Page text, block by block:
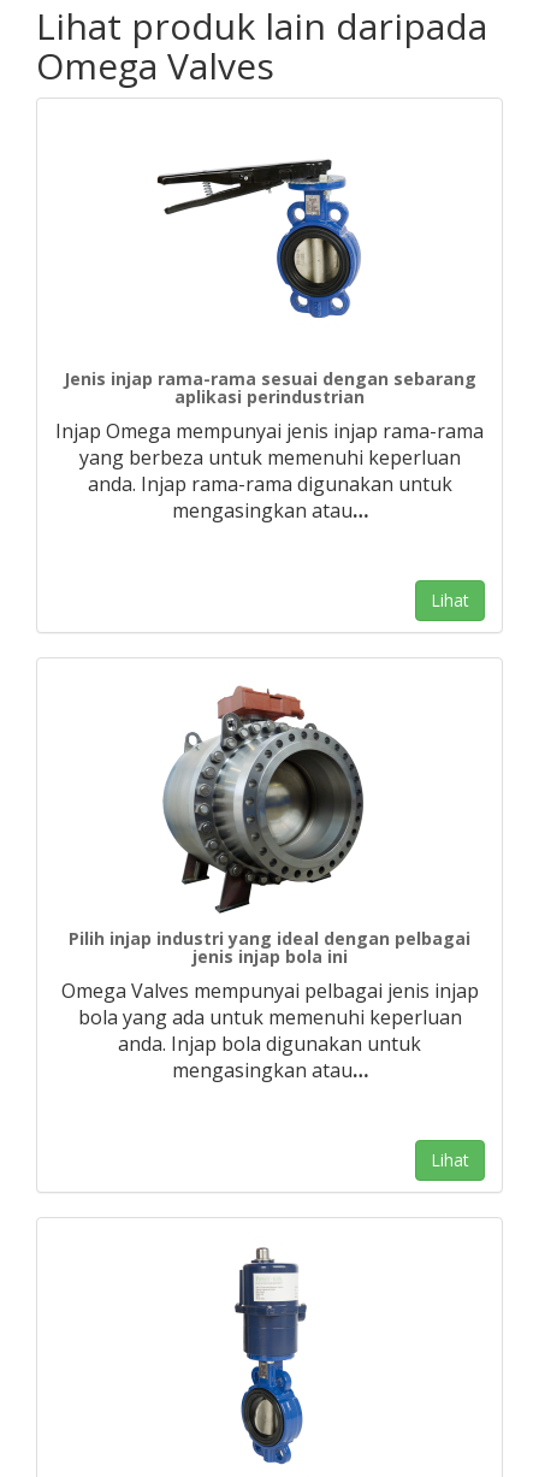
Lihat produk lain daripada
Omega Valves
Jenis injap rama-rama sesuai dengan sebarang
aplikasi perindustrian
Injap Omega mempunyai jenis injap rama-rama
yang berbeza untuk memenuhi keperluan
anda. Injap rama-rama digunakan untuk
mengasingkan atau…
Lihat
Pilih injap industri yang ideal dengan pelbagai
jenis injap bola ini
Omega Valves mempunyai pelbagai jenis injap
bola yang ada untuk memenuhi keperluan
anda. Injap bola digunakan untuk
mengasingkan atau…
Lihat